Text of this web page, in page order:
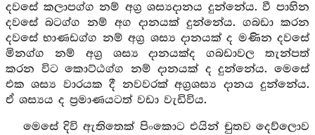
දවසේ කලාපග්ග නම් අග්‍ර ශස්‍යදානය දුන්නේය. වී පාහින
දවසේ බටග්ග නම් අග දානයක් දුන්නේය. ගබඩා කරන
දවසේ භාණඩග්ග නම් අග්‍ර ශස්‍ය දානයක් ද මණින දවසේ
මිනග්ග නම් අග්‍ර ශස්‍ය දානයක්ද ගබඩාවල තැන්පත්
කරන විට කොට්ඨග්ග නම් දානයක් ද දුන්නේය. මෙසේ
එක ශස්‍ය වාරයක දී නවවරක් අග්‍රශස්‍ය දානය දුන්නේය.
ඒ ශස්‍යය ද ප්‍රමාණයටත් වඩා වැඩිවිය.
මෙසේ දිවි ඇතිතෙක් පිංකොට එයින් චුතව දෙව්ලොව